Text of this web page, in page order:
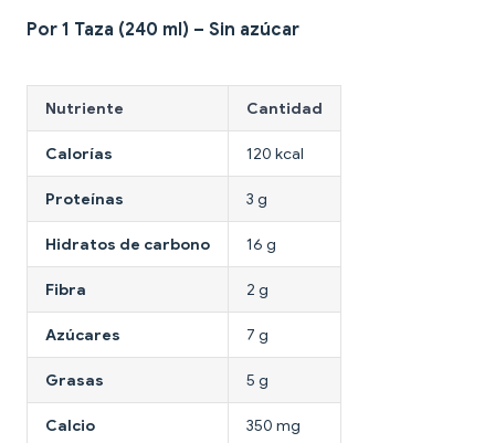
Por 1 Taza (240 ml) – Sin azúcar
Nutriente Cantidad
Calorías 120 kcal
Proteínas 3 g
Hidratos de carbono 16 g
Fibra 2 g
Azúcares 7 g
Grasas 5 g
Calcio 350 mg